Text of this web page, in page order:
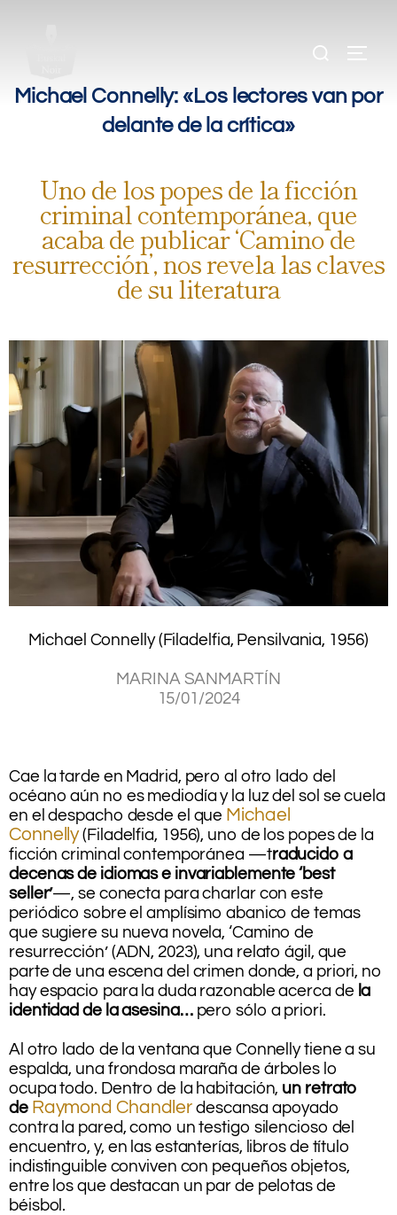
Michael Connelly: «Los lectores van por
delante de la crítica»
Uno de los popes de la ficción
criminal contemporánea, que
acaba de publicar ‘Camino de
resurrección’, nos revela las claves
de su literatura
Michael Connelly (Filadelfia, Pensilvania, 1956)
MARINA SANMARTÍN
15/01/2024
Cae la tarde en Madrid, pero al otro lado del
océano aún no es mediodía y la luz del sol se cuela
en el despacho desde el que Michael
Connelly(Filadelfia, 1956), uno de los popes de la
ficción criminal contemporánea —traducido a
decenas de idiomas e invariablemente ‘best
seller’—, se conecta para charlar con este
periódico sobre el amplísimo abanico de temas
que sugiere su nueva novela, ‘Camino de
resurrección’ (ADN, 2023), una relato ágil, que
parte de una escena del crimen donde, a priori, no
hay espacio para la duda razonable acerca de la
identidad de la asesina…pero sólo a priori.
Al otro lado de la ventana que Connelly tiene a su
espalda, una frondosa maraña de árboles lo
ocupa todo. Dentro de la habitación, un retrato
de Raymond Chandler descansa apoyado
contra la pared, como un testigo silencioso del
encuentro, y, en las estanterías, libros de título
indistinguible conviven con pequeños objetos,
entre los que destacan un par de pelotas de
béisbol.